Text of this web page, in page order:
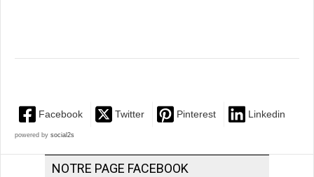
Facebook Twitter Pinterest Linkedin
powered by social2s
NOTRE PAGE FACEBOOK